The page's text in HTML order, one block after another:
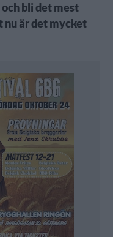
och bli det mest
nu är det mycket